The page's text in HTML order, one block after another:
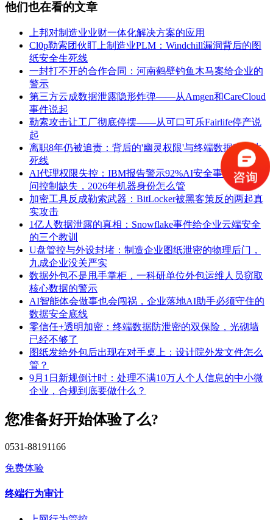
他们也在看的文章
上邦对制造业业财一体化解决方案的应用
Cl0p勒索团伙盯上制造业PLM：Windchill漏洞背后的图
纸安全生死线
一封打不开的合作合同：河南鹤壁钓鱼木马案给企业的
警示
第三方云成数据泄露隐形炸弹——从Amgen和CareCloud
事件说起
勒索攻击让工厂彻底停摆——从可口可乐Fairlife停产说
起
离职8年仍被追责：背后的'幽灵权限'与终端数据移交生
死线
AI代理权限失控：IBM报告警示92%AI安全事件源于访
问控制缺失，2026年机器身份怎么管
加密工具反成勒索武器：BitLocker被黑客策反的两起真
实攻击
1亿人数据泄露的真相：Snowflake事件给企业云端安全
的三个教训
U盘管控与外设封堵：制造企业图纸泄密的物理后门，
九成企业没关严实
数据外包不是甩手掌柜，一科研单位外包运维人员窃取
核心数据的警示
AI智能体会做事也会闯祸，企业落地AI助手必须守住的
数据安全底线
零信任+透明加密：终端数据防泄密的双保险，光砌墙
已经不够了
图纸发给外包后出现在对手桌上：设计院外发文件怎么
管？
9月1日新规倒计时：处理不满10万人个人信息的中小微
企业，合规到底要做什么？
您准备好开始体验了么?
0531-88191166
免费体验
终端行为审计